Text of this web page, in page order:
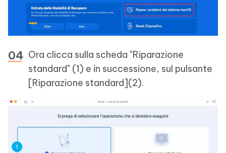
Ora clicca sulla scheda "Riparazione
standard" (1) e in successione, sul pulsante
[Riparazione standard](2).